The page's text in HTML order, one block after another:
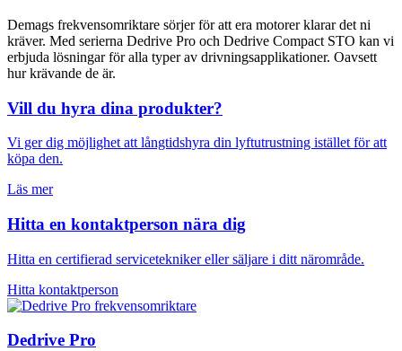
Demags frekvensomriktare sörjer för att era motorer klarar det ni
kräver. Med serierna Dedrive Pro och Dedrive Compact STO kan vi
erbjuda lösningar för alla typer av drivningsapplikationer. Oavsett
hur krävande de är.
Vill du hyra dina produkter?
Vi ger dig möjlighet att långtidshyra din lyftutrustning istället för att
köpa den.
Läs mer
Hitta en kontaktperson nära dig
Hitta en certifierad servicetekniker eller säljare i ditt närområde.
Hitta kontaktperson
Dedrive Pro